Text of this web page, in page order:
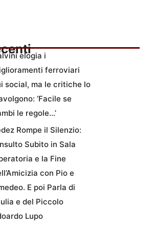
elogia i
ferroviari
social, ma le critiche lo
‘Facile se
le regole…’
Rompe il Silenzio:
Subito in Sala
e la Fine
con Pio e
E poi Parla di
e del Piccolo
Lupo